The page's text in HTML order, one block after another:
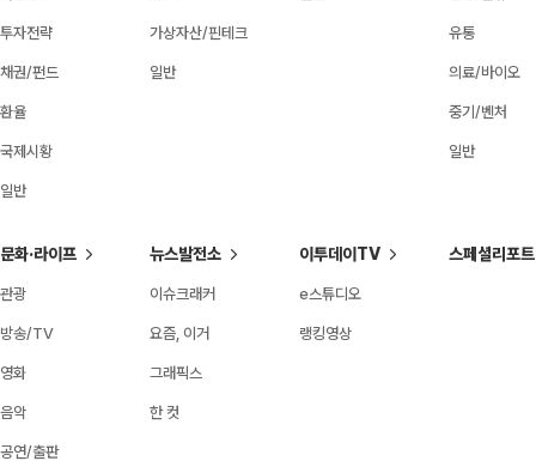
투자전략
채권/펀드
환율
국제시황
일반
가상자산/핀테크
일반
유통
의료/바이오
중기/벤처
일반
문화·라이프
관광
방송/TV
영화
음악
공연/출판
뉴스발전소
이슈크래커
요즘, 이거
그래픽스
한 컷
이투데이TV
e스튜디오
랭킹영상
스페셜리포트